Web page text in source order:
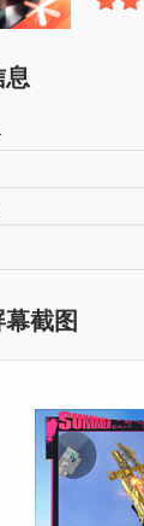
息
截图